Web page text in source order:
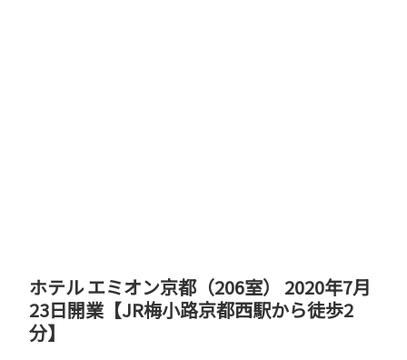
ホテル エミオン京都（206室） 2020年7月
23日開業【JR梅小路京都西駅から徒歩2
分】